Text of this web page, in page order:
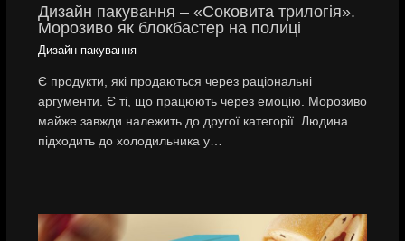
Дизайн пакування – «Соковита трилогія».
Морозиво як блокбастер на полиці
Дизайн пакування
Є продукти, які продаються через раціональні
аргументи. Є ті, що працюють через емоцію. Морозиво
майже завжди належить до другої категорії. Людина
підходить до холодильника у…